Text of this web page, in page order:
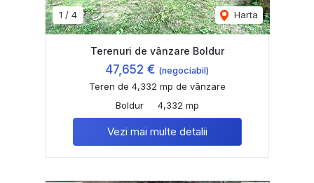
1 / 4 Harta
Terenuri de vânzare Boldur
47,652 € (negociabil)
Teren de 4,332 mp de vânzare
Boldur
4,332 mp
Vezi mai multe detalii